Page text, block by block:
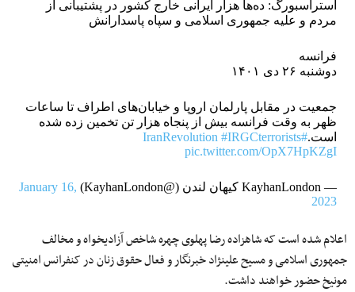
استراسبورگ: ده‌ها هزار ایرانی خارج کشور در پشتیبانی از
مردم و علیه جمهوری اسلامی و سپاه پاسدارانش
فرانسه
دوشنبه ۲۶ دی ۱۴۰۱
جمعیت در مقابل پارلمان اروپا و خیابان‌های اطراف تا ساعات
ظهر به وقت فرانسه بیش از پنجاه هزار تن تخمین زده شده
است.#IranRevolution
#IRGCterrorists
pic.twitter.com/OpX7HpKZgI
— KayhanLondon کیهان لندن (@KayhanLondon)
January 16,
2023
اعلام شده است که شاهزاده رضا پهلوی چهره شاخص آزادیخواه و مخالف
جمهوری اسلامی و مسیح علینژاد خبرنگار و فعال حقوق زنان در کنفرانس امنیتی
مونیخ حضور خواهند داشت.